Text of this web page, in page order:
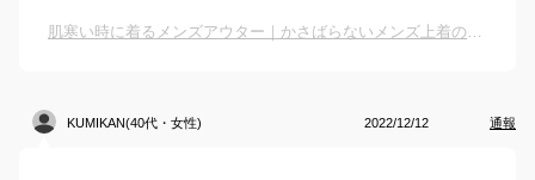
肌寒い時に着るメンズアウター｜かさばらないメンズ上着のおすすめは？
KUMIKAN(40代・女性) 2022/12/12 通報